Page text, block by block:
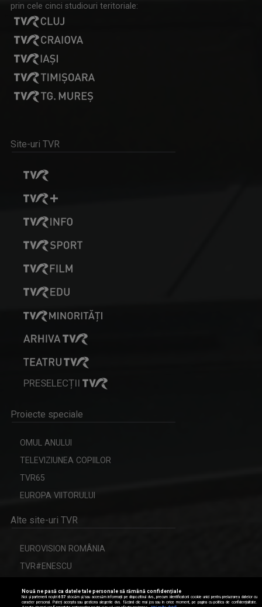
prin cele cinci studiouri teritoriale:
Site-uri TVR
PRESELECȚII
Proiecte speciale
OMUL ANULUI
TELEVIZIUNEA COPIILOR
TVR65
EUROPA VIITORULUI
Alte site-uri TVR
EUROVISION ROMÂNIA
TVR#ENESCU
Nouă ne pasă ca datele tale personale să rămână confidențiale
Noi și partenerii noștri657 stocăm și/sau accesăm informații pe dispozitivul dvs., precum identificatorii cookie unici pentru prelucrarea datelor cu
caracter personal. Puteți accepta sau gestiona alegerile dvs. făcând clic mai jos sau în orice moment, pe pagina cu politica de confidențialitate.